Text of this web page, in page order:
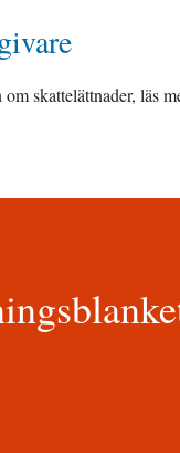
skattelättnader, läs